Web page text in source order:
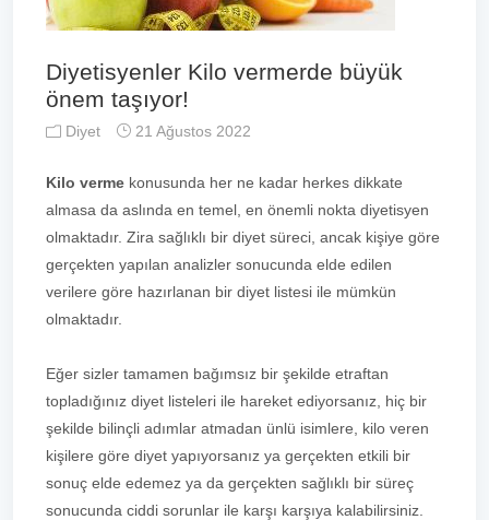
Diyetisyenler Kilo vermerde büyük
önem taşıyor!
Diyet 21 Ağustos 2022
Kilo verme konusunda her ne kadar herkes dikkate
almasa da aslında en temel, en önemli nokta diyetisyen
olmaktadır. Zira sağlıklı bir diyet süreci, ancak kişiye göre
gerçekten yapılan analizler sonucunda elde edilen
verilere göre hazırlanan bir diyet listesi ile mümkün
olmaktadır.
Eğer sizler tamamen bağımsız bir şekilde etraftan
topladığınız diyet listeleri ile hareket ediyorsanız, hiç bir
şekilde bilinçli adımlar atmadan ünlü isimlere, kilo veren
kişilere göre diyet yapıyorsanız ya gerçekten etkili bir
sonuç elde edemez ya da gerçekten sağlıklı bir süreç
sonucunda ciddi sorunlar ile karşı karşıya kalabilirsiniz.